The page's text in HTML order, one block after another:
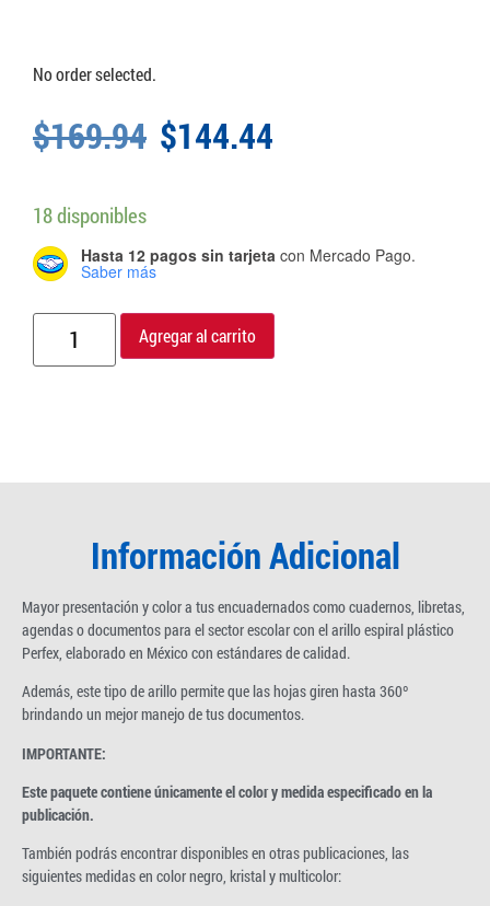
No order selected.
$169.94 $144.44
18 disponibles
Hasta 12 pagos sin tarjeta con Mercado Pago.
Saber más
Agregar al carrito
Información Adicional
Mayor presentación y color a tus encuadernados como cuadernos, libretas,
agendas o documentos para el sector escolar con el arillo espiral plástico
Perfex, elaborado en México con estándares de calidad.
Además, este tipo de arillo permite que las hojas giren hasta 360º
brindando un mejor manejo de tus documentos.
IMPORTANTE:
Este paquete contiene únicamente el color y medida especificado en la
publicación.
También podrás encontrar disponibles en otras publicaciones, las
siguientes medidas en color negro, kristal y multicolor: